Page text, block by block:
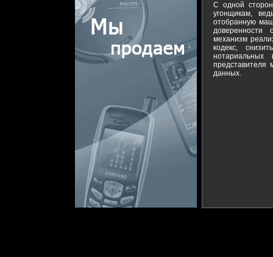
С одной
угонщикам,
отобранную
доверенности
механизм
кодекс,
представителя
данных.